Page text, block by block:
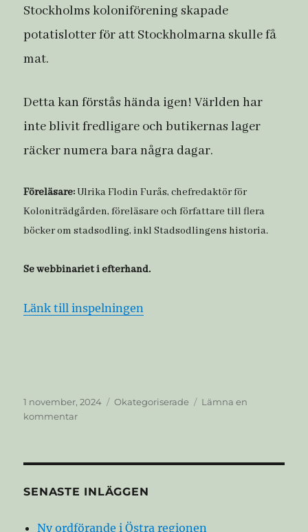
Stockholms koloniförening skapade
potatislotter för att Stockholmarna skulle få
mat.
Detta kan förstås hända igen! Världen har
inte blivit fredligare och butikernas lager
räcker numera bara några dagar.
Föreläsare:Ulrika Flodin Furås, chefredaktör för
Koloniträdgården, föreläsare och författare till flera
böcker om stadsodling, inkl Stadsodlingens historia.
Se webbinariet i efterhand.
Länk till inspelningen
Publicerat
den
1 november, 2024 Kategorier
Okategoriserade
Lämna en
kommentartill
kolonilotten
SENASTE INLÄGGEN
Ny ordförande i Östra regionen